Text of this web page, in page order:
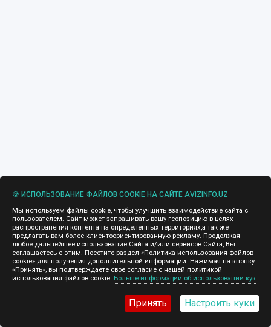
🍪 ИСПОЛЬЗОВАНИЕ ФАЙЛОВ COOKIE НА САЙТЕ AVIZINFO.UZ
Мы используем файлы cookie, чтобы улучшить взаимодействие сайта с
пользователем. Сайт может запрашивать вашу геопозицию в целях
распространения контента на определенных территориях,а так же
предлагать вам более клиентоориентированную рекламу. Продолжая
любое дальнейшее использование Сайта и/или сервисов Сайта, Вы
соглашаетесь с этим. Посетите раздел «Политика использования файлов
cookie» для получения дополнительной информации. Нажимая на кнопку
«Принять», вы подтверждаете свое согласие с нашей политикой
использования файлов cookie. Больше информации об использовании кук
Принять Настроить куки